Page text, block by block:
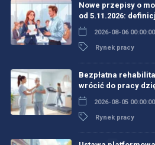
Nowe przepisy o
od 5.11.2026:
2026-08-06 00:00:00
Rynek pracy
Bezpłatna
wrócić do pracy
2026-08-05 00:00:00
Rynek pracy